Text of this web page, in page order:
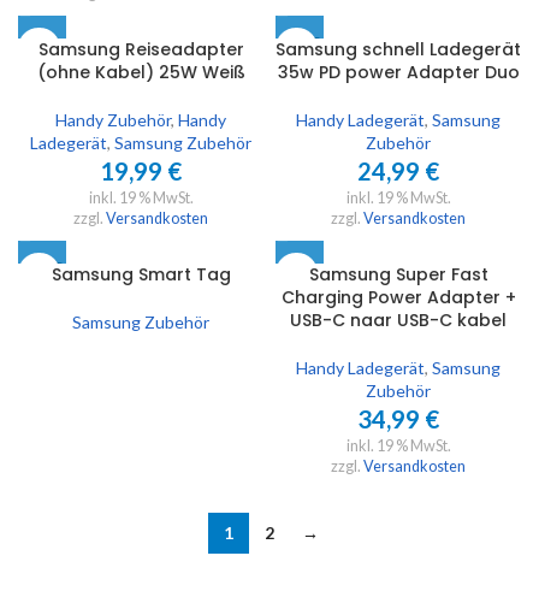
Samsung Reiseadapter
(ohne Kabel) 25W Weiß
Handy Zubehör, Handy
Ladegerät, Samsung Zubehör
19,99 €
inkl. 19 % MwSt.
zzgl. Versandkosten
SOLD
OUT
Samsung schnell Ladegerät
35w PD power Adapter Duo
Handy Ladegerät, Samsung
Zubehör
24,99 €
inkl. 19 % MwSt.
zzgl. Versandkosten
SOLD
OUTSamsung Smart Tag
Samsung Zubehör
Samsung Super Fast
Charging Power Adapter +
USB-C naar USB-C kabel
Handy Ladegerät, Samsung
Zubehör
34,99 €
inkl. 19 % MwSt.
zzgl. Versandkosten
1 2 →